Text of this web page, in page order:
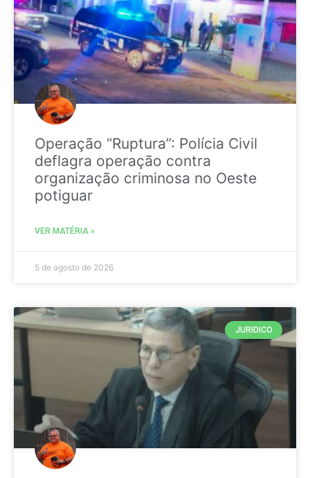
Operação “Ruptura”: Polícia Civil
deflagra operação contra
organização criminosa no Oeste
potiguar
VER MATÉRIA »
5 de agosto de 2026
JURIDICO